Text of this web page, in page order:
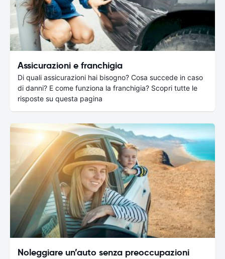
Assicurazioni e franchigia
Di quali assicurazioni hai bisogno? Cosa succede in caso
di danni? E come funziona la franchigia? Scopri tutte le
risposte su questa pagina
Noleggiare un’auto senza preoccupazioni